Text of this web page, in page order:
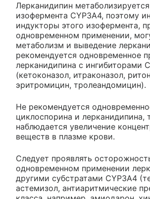
Лерканидипин
изофермента CYP3A4, поэтому
индукторы этого изофермента,
одновременном применении,
метаболизм и выведение
рекомендуется одновременное
лерканидипина с ингибиторами
(кетоконазол, итраконазол,
эритромицин, тролеандомицин).
Не рекомендуется
циклоспорина и лерканидипина,
наблюдается увеличение
веществ в плазме крови.
Следует проявлять
одновременном применении
другими субстратами CYP3A4
астемизол, антиаритмические